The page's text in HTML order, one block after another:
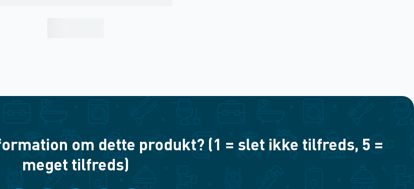
om dette produkt? (1 = slet ikke tilfreds, 5 =
meget tilfreds)